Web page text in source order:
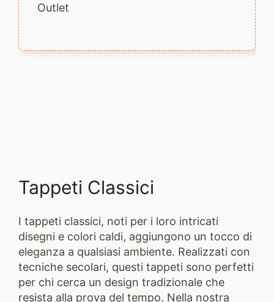
Outlet
Tappeti Classici
I tappeti classici, noti per i loro intricati
disegni e colori caldi, aggiungono un tocco di
eleganza a qualsiasi ambiente. Realizzati con
tecniche secolari, questi tappeti sono perfetti
per chi cerca un design tradizionale che
resista alla prova del tempo. Nella nostra